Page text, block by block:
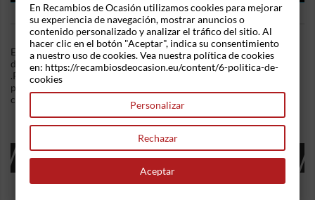
DETALLES DEL PRODUCTO
En Recambios de Ocasion disponemos de Mangueta delantera
derecha Renault Megane I (BA) (1995-2003) 1.9 D Eco (64 cv)
.Referencia Interna: 06291104119871. Solamente mangueta
pelada. Ademas, disponemos de mas recambios, si tiene
cualquier duda consultenos.
16 OTROS PRODUCTOS EN LA MISMA
CATEGORÍA:
En Recambios de Ocasión utilizamos cookies para mejorar
su experiencia de navegación, mostrar anuncios o
contenido personalizado y analizar el tráfico del sitio. Al
hacer clic en el botón "Aceptar", indica su consentimiento
a nuestro uso de cookies. Vea nuestra política de cookies
en: https://recambiosdeocasion.eu/content/6-politica-de-
cookies
Personalizar
Rechazar
Aceptar